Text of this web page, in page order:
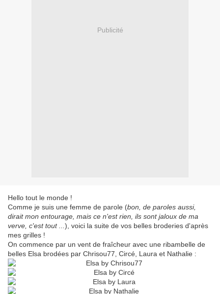
Publicité
Hello tout le monde !
Comme je suis une femme de parole (bon, de paroles aussi,
dirait mon entourage, mais ce n'est rien, ils sont jaloux de ma
verve, c'est tout ... ), voici la suite de vos belles broderies d'après
mes grilles !
On commence par un vent de fraîcheur avec une ribambelle de
belles Elsa brodées par Chrisou77, Circé, Laura et Nathalie :